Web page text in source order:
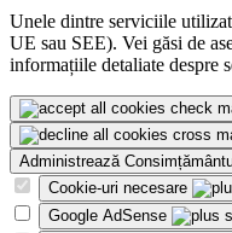
Unele dintre serviciile
UE sau SEE). Vei găsi de
informațiile detaliate despre
Administrează
Cookie-uri necesare
Google AdSense